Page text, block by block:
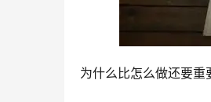
为什么比怎么做还要重